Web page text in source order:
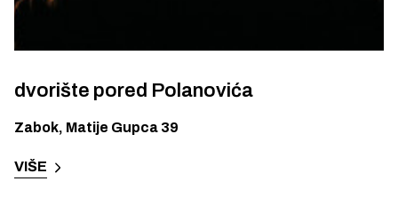
dvorište pored Polanovića
Zabok, Matije Gupca 39
VIŠE